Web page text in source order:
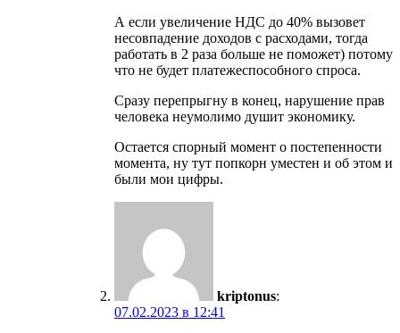
А если увеличение НДС до 40% вызовет
несовпадение доходов с расходами, тогда
работать в 2 раза больше не поможет) потому
что не будет платежеспособного спроса.
Сразу перепрыгну в конец, нарушение прав
человека неумолимо душит экономику.
Остается спорный момент о постепенности
момента, ну тут попкорн уместен и об этом и
были мои цифры.
kriptonus:
07.02.2023 в 12:41